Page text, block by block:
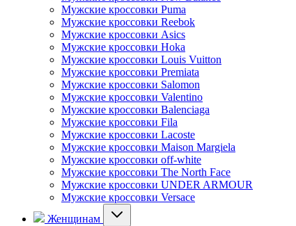
Мужские кроссовки Puma
Мужские кроссовки Reebok
Мужские кроссовки Asics
Мужские кроссовки Hoka
Мужские кроссовки Louis Vuitton
Мужские кроссовки Premiata
Мужские кроссовки Salomon
Мужские кроссовки Valentino
Мужские кроссовки Balenciaga
Мужские кроссовки Fila
Мужские кроссовки Lacoste
Мужские кроссовки Maison Margiela
Мужские кроссовки off-white
Мужские кроссовки The North Face
Мужские кроссовки UNDER ARMOUR
Мужские кроссовки Versace
Женщинам